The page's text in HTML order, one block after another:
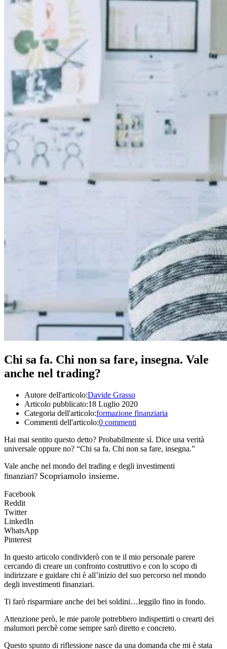
Chi sa fa. Chi non sa fare, insegna. Vale
anche nel trading?
Autore dell'articolo:Davide Grasso
Articolo pubblicato:18 Luglio 2020
Categoria dell'articolo:formazione finanziaria
Commenti dell'articolo:0 commenti
Hai mai sentito questo detto? Probabilmente sì. Dice una verità
universale oppure no? “Chi sa fa. Chi non sa fare, insegna.”
Vale anche nel mondo del trading e degli investimenti
finanziari? Scopriamolo insieme.
Facebook
Reddit
Twitter
LinkedIn
WhatsApp
Pinterest
In questo articolo condividerò con te il mio personale parere
cercando di creare un confronto costruttivo e con lo scopo di
indirizzare e guidare chi è all’inizio del suo percorso nel mondo
degli investimenti finanziari.
Ti farò risparmiare anche dei bei soldini…leggilo fino in fondo.
Attenzione però, le mie parole potrebbero indispettirti o crearti dei
malumori perchè come sempre sarò diretto e concreto.
Questo spunto di riflessione nasce da una domanda che mi è stata